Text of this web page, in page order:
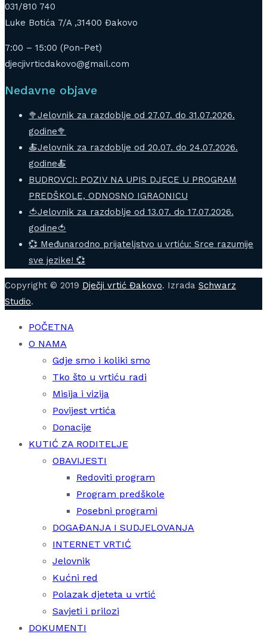
031/810 740
Luke Botića 7/A ,31400 Đakovo
7:00 – 15:00 (Pon-Pet)
djecjivrticdakovo@gmail.com
Nedavne objave
🥦Jelovnik za razdoblje od 27.07. do 31.07.2026.
godine🥦
🍝Jelovnik za razdoblje od 20.07. do 24.07.2026.
godine🍝
BUDROVCI: POZIV NA UPIS DJECE U PROGRAM
PREDŠKOLE, ODNOSNO IGRAONICU
🍅Jelovnik za razdoblje od 13.07. do 17.07.2026.
godine🍅
💞 Međunarodno prijateljstvo u vrtiću: Srce razumije
sve jezike! 💞
Copyright © 2019 Dječji vrtić Đakovo. Izrada Schwarz
Studio.
POČETNA
O NAMA
Gdje smo i koliki smo
Tko što u vrtiću radi
Misija i vizija
Povijest vrtića
Donacije
KUTIĆ ZA RODITELJE
OBAVIJESTI
Redoviti program
Program predškole
Posebni programi
DOGAĐANJA I SUDJELOVANJA
INTERNET VRTIĆ
Jelovnik
Kućni red
Polazak djeteta u vrtić
Savjeti i prilozi
DOKUMENTI